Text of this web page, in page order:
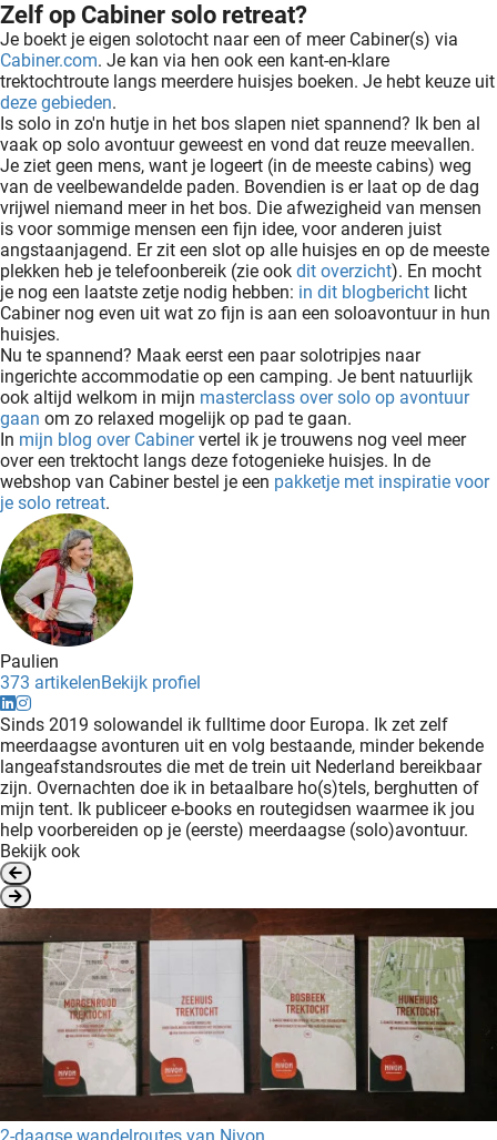
Zelf op Cabiner solo retreat?
Je boekt je eigen solotocht naar een of meer Cabiner(s) via
Cabiner.com. Je kan via hen ook een kant-en-klare
trektochtroute langs meerdere huisjes boeken. Je hebt keuze uit
deze gebieden.
Is solo in zo'n hutje in het bos slapen niet spannend? Ik ben al
vaak op solo avontuur geweest en vond dat reuze meevallen.
Je ziet geen mens, want je logeert (in de meeste cabins) weg
van de veelbewandelde paden. Bovendien is er laat op de dag
vrijwel niemand meer in het bos. Die afwezigheid van mensen
is voor sommige mensen een fijn idee, voor anderen juist
angstaanjagend. Er zit een slot op alle huisjes en op de meeste
plekken heb je telefoonbereik (zie ook dit overzicht). En mocht
je nog een laatste zetje nodig hebben: in dit blogbericht licht
Cabiner nog even uit wat zo fijn is aan een soloavontuur in hun
huisjes.
Nu te spannend? Maak eerst een paar solotripjes naar
ingerichte accommodatie op een camping. Je bent natuurlijk
ook altijd welkom in mijn masterclass over solo op avontuur
gaan om zo relaxed mogelijk op pad te gaan.
In mijn blog over Cabinervertel ik je trouwens nog veel meer
over een trektocht langs deze fotogenieke huisjes. In de
webshop van Cabiner bestel je een pakketje met inspiratie voor
je solo retreat.
Paulien
373 artikelenBekijk profiel
Sinds 2019 solowandel ik fulltime door Europa. Ik zet zelf
meerdaagse avonturen uit en volg bestaande, minder bekende
langeafstandsroutes die met de trein uit Nederland bereikbaar
zijn. Overnachten doe ik in betaalbare ho(s)tels, berghutten of
mijn tent. Ik publiceer e-books en routegidsen waarmee ik jou
help voorbereiden op je (eerste) meerdaagse (solo)avontuur.
Bekijk ook